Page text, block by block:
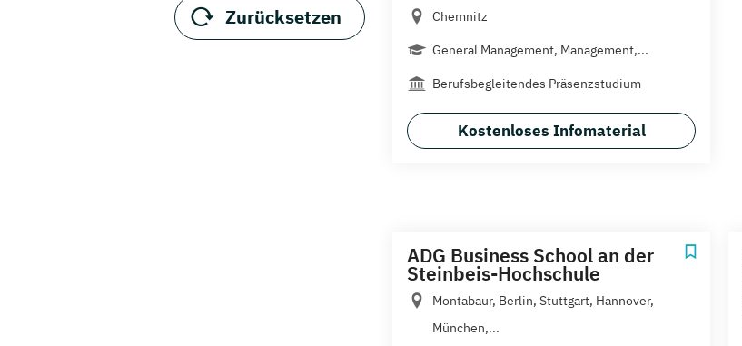
Zurücksetzen Chemnitz
General Management, Management,...
Berufsbegleitendes Präsenzstudium
Kostenloses Infomaterial
ADG Business School an der
Steinbeis-Hochschule
Montabaur, Berlin, Stuttgart, Hannover,
München,...